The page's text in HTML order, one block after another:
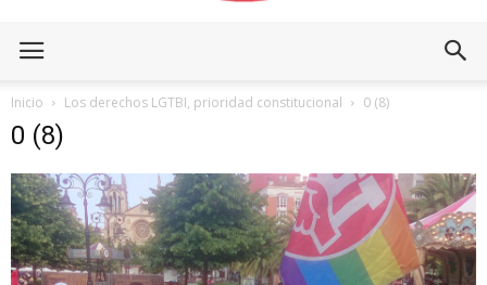
Inicio Los derechos LGTBI, prioridad constitucional 0 (8)
0 (8)